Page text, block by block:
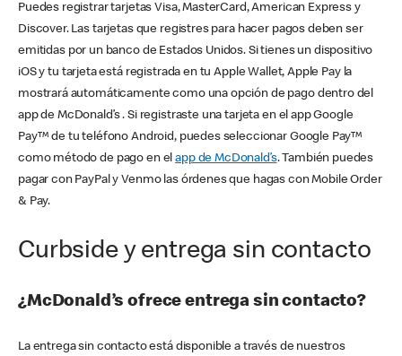
Puedes registrar tarjetas Visa, MasterCard, American Express y
Discover. Las tarjetas que registres para hacer pagos deben ser
emitidas por un banco de Estados Unidos. Si tienes un dispositivo
iOS y tu tarjeta está registrada en tu Apple Wallet, Apple Pay la
mostrará automáticamente como una opción de pago dentro del
app de McDonald’s . Si registraste una tarjeta en el app Google
Pay™ de tu teléfono Android, puedes seleccionar Google Pay™
como método de pago en elapp de McDonald’s. También puedes
pagar con PayPal y Venmo las órdenes que hagas con Mobile Order
& Pay.
Curbside y entrega sin contacto
¿McDonald’s ofrece entrega sin contacto?
La entrega sin contacto está disponible a través de nuestros